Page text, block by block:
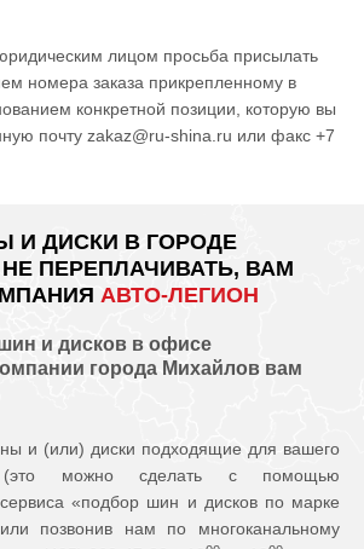
лицом просьба присылать
номера заказа прикрепленному в
конкретной позиции, которую вы
почту zakaz@ru-shina.ru или факс +7
И ДИСКИ В ГОРОДЕ
ПЕРЕПЛАЧИВАТЬ, ВАМ
АВТО-ЛЕГИОН
и дисков в офисе
города Михайлов вам
и (или) диски подходящие для вашего
(это можно сделать с помощью
«подбор шин и дисков по марке
позвонив нам по многоканальному